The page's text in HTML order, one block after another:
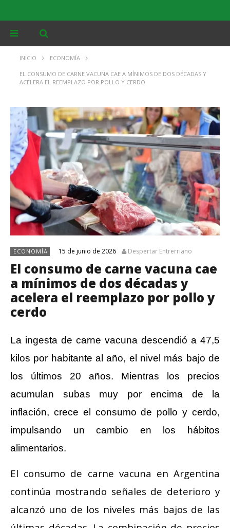
INICIO ECONOMÍA
EL CONSUMO DE CARNE VACUNA CAE A MÍNIMOS DE DOS DÉCADAS Y
ACELERA EL REEMPLAZO POR POLLO Y CERDO
ECONOMÍA 15 de junio de 2026 Despertar Entrerriano
El consumo de carne vacuna cae
a mínimos de dos décadas y
acelera el reemplazo por pollo y
cerdo
La ingesta de carne vacuna descendió a 47,5
kilos por habitante al año, el nivel más bajo de
los últimos 20 años. Mientras los precios
acumulan subas muy por encima de la
inflación, crece el consumo de pollo y cerdo,
impulsando un cambio en los hábitos
alimentarios.
El consumo de carne vacuna en Argentina
continúa mostrando señales de deterioro y
alcanzó uno de los niveles más bajos de las